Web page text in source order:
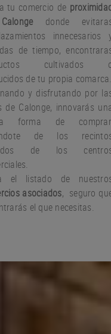
tu comercio de
donde
innecesarios
de tiempo,
cultivados
de tu propia comarca.
y disfrutando por
de Calonge, innovarás
forma de
de los
de los
el listado de
asociados, seguro
el que necesitas.